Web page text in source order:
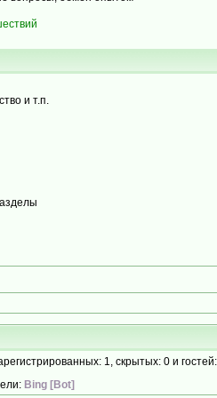
и т.п.
1, скрытых: 0 и
Bing [Bot]